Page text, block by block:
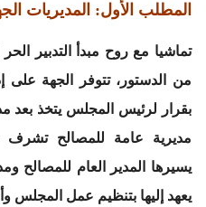
المطلب الأول: المديريات
من الدستور، تتوفر الجهة على
بقرار لرئيس المجلس يتخذ بعد
مديرية عامة للمصالح تشرف
يسيرها المدير العام للمصالح
يعهد إليها بتنظيم عمل المجلس